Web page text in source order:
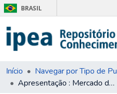
BRASIL
Início
Apresentação : Mercado de Trabalho n.25 – nov. 2004